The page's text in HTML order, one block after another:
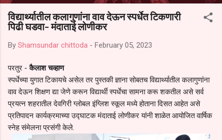
करण्यात यावी आणि सर्व पालकांच्या उपस्थितीत मतदान पद्धतीने शालेय समितीची
फेरनिवडणूक घेण्यात यावी, अशी मागणी पालकांनी केली आहे. या निवेदनाच्या प्रती
जिल्हा शिक्षण अधिकारी (प्राथमिक), जालना तसेच तालुका शिक्षण अधिकारी,
परतूर यांनाही पाठविण्यात आल्या असून प्रशासन याबाबत काय निर्णय घेते, याकडे
विद्यार्थ्यातील कलागुणांना वाव देऊन स्पर्धेत टिकणारी
पिढी घडवा- मंदाताई लोणीकर
By Shamsundar chittoda - February 05, 2023
परतुर -कैलाश चव्हाण
स्पर्धेच्या युगात टिकायचे असेल तर पुस्तकी ज्ञाना सोबतच विद्यार्थ्यातील कलागुणांना
वाव देऊन शिक्षण द्या जेणे करून विद्यार्थी स्पर्धेचा सामना करू शकतील असे सर्व
प्रयत्न शहरातील देवगिरी ग्लोबल इंग्लिश स्कूल मध्ये होताना दिसत आहेत असे
प्रतिपादन कार्यक्रमाच्या उद्घाटक मंदाताई लोणीकर यांनी शाळेत आयोजित वार्षिक
स्नेह संमेलना प्रसंगी केले.